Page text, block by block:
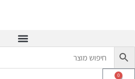
0